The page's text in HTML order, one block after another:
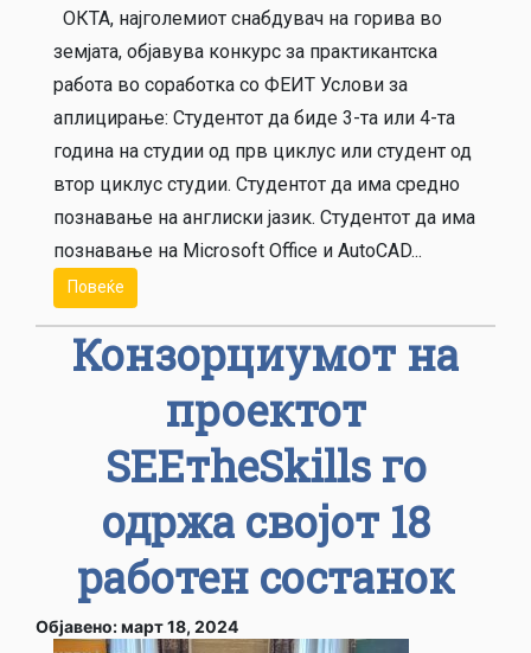
ОКТА, најголемиот снабдувач на горива во
земјата, објавува конкурс за практикантска
работа во соработка со ФЕИТ Услови за
аплицирање: Студентот да биде 3-та или 4-та
година на студии од прв циклус или студент од
втор циклус студии. Студентот да има средно
познавање на англиски јазик. Студентот да има
познавање на Microsoft Office и AutoCAD...
Повеќе
Конзорциумот на
проектот
SЕЕтheSkills го
одржа својот 18
работен состанок
Објавено: март 18, 2024